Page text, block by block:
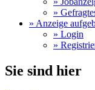
»
» Anzeige
» Login
»
Sie sind hier